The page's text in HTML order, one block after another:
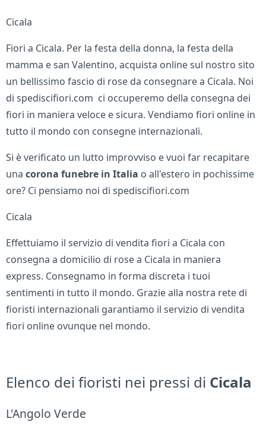
Cicala
Fiori a Cicala. Per la festa della donna, la festa della
mamma e san Valentino, acquista online sul nostro sito
un bellissimo fascio di rose da consegnare a Cicala. Noi
di spediscifiori.com ci occuperemo della consegna dei
fiori in maniera veloce e sicura. Vendiamo fiori online in
tutto il mondo con consegne internazionali.
Si è verificato un lutto improvviso e vuoi far recapitare
unacorona funebre in Italia o all'estero in pochissime
ore? Ci pensiamo noi di spediscifiori.com
Cicala
Effettuiamo il servizio di vendita fiori a Cicala con
consegna a domicilio di rose a Cicala in maniera
express. Consegnamo in forma discreta i tuoi
sentimenti in tutto il mondo. Grazie alla nostra rete di
fioristi internazionali garantiamo il servizio di vendita
fiori online ovunque nel mondo.
Elenco dei fioristi nei pressi di Cicala
L'Angolo Verde